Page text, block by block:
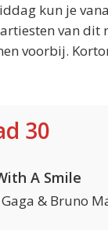
kun je
van dit
voorbij.
30
A Smile
& Bruno